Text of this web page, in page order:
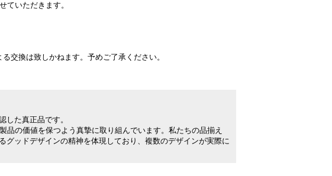
ていただきます。
交換は致しかねます。予めご了承ください。
した真正品です。
の価値を保つよう真摯に取り組んでいます。私たちの品揃え
ッドデザインの精神を体現しており、複数のデザインが実際に